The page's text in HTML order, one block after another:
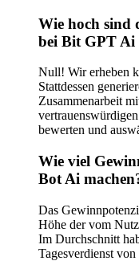
Wie hoch sind
bei Bit GPT Ai
Null! Wir erheben
Stattdessen
Zusammenarbeit
bewerten und
Wie viel
Bot Ai
Das
Höhe der vom
Im Durchschnitt
Tagesverdienst